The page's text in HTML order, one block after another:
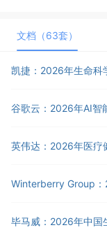
文档（63套）